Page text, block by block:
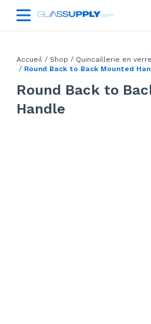
Accueil / Shop / Quincaillerie en verre
/ Round Back to Back Mounted
Round Back to
Handle